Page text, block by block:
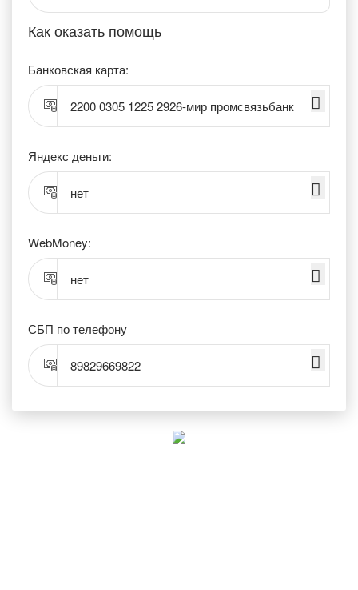
Как оказать помощь
Банковская карта:
2200 0305 1225 2926-мир промсвязьбанк
Яндекс деньги:
нет
WebMoney:
нет
СБП по телефону
89829669822